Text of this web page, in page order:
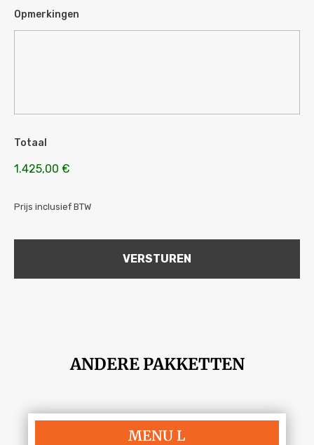
Opmerkingen
Totaal
1.425,00 €
Prijs inclusief BTW
ANDERE PAKKETTEN
MENU L